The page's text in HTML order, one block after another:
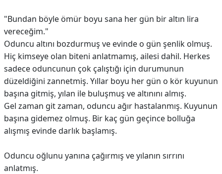
"Bundan böyle ömür boyu sana her gün bir altın lira
vereceğim."
Oduncu altını bozdurmuş ve evinde o gün şenlik olmuş.
Hiç kimseye olan biteni anlatmamış, ailesi dahil. Herkes
sadece oduncunun çok çalıştığı için durumunun
düzeldiğini zannetmiş. Yıllar boyu her gün o kör kuyunun
başına gitmiş, yılan ile buluşmuş ve altınını almış.
Gel zaman git zaman, oduncu ağır hastalanmış. Kuyunun
başına gidemez olmuş. Bir kaç gün geçince bolluğa
alışmış evinde darlık başlamış.
Oduncu oğlunu yanına çağırmış ve yılanın sırrını
anlatmış.